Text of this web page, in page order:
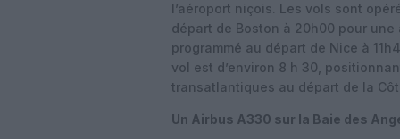
l’aéroport niçois. Les vols sont
départ de Boston à 20h00 pour
programmé au départ de Nice à
vol est d’environ 8 h 30,
transatlantiques au départ de la
Un Airbus A330 sur la Baie des